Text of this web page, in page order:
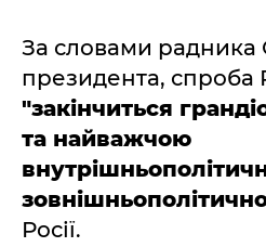
За словами радника
президента, спроба
"закінчиться
та найважчою
Росії.